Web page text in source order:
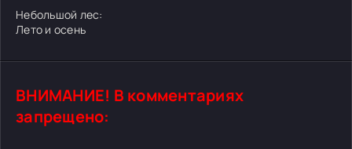
Небольшой лес:
Лето и осень
ВНИМАНИЕ! В комментариях
запрещено: